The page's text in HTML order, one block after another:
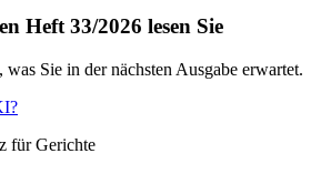
Heft 33/2026 lesen Sie
Sie in der nächsten Ausgabe erwartet.
für Gerichte